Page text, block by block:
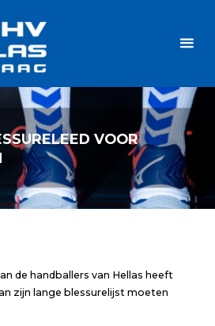
VOOR
de handballers van Hellas heeft
zijn lange blessurelijst moeten